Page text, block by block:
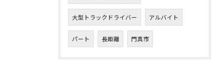
大型トラックドライバー アルバイト
パート 長距離 門真市